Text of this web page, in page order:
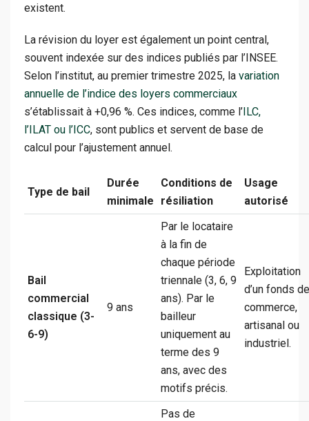
existent.
La révision du loyer est également un point central,
souvent indexée sur des indices publiés par l’INSEE.
Selon l’institut, au premier trimestre 2025, la variation
annuelle de l’indice des loyers commerciaux
s’établissait à +0,96 %. Ces indices, comme l’ILC,
l’ILAT ou l’ICC, sont publics et servent de base de
calcul pour l’ajustement annuel.
Type de bail
Durée
minimale
Conditions de
résiliation
Usage
autorisé
Bail
commercial
classique (3-
6-9)
9 ans
Par le locataire
à la fin de
chaque période
triennale (3, 6, 9
ans). Par le
bailleur
uniquement au
terme des 9
ans, avec des
motifs précis.
Exploitation
d’un fonds de
commerce,
artisanal ou
industriel.
Pas de